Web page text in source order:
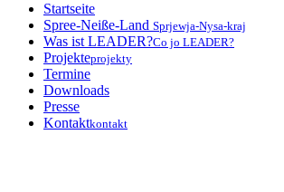
Startseite
Spree-Neiße-Land Sprjewja-Nysa-kraj
Was ist LEADER?Co jo LEADER?
Projekteprojekty
Termine
Downloads
Presse
Kontaktkontakt